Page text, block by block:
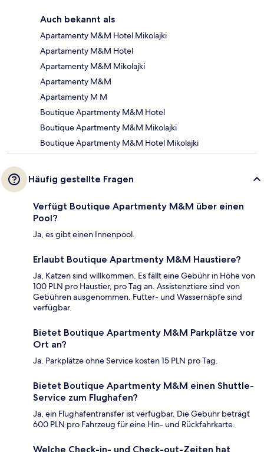
Auch bekannt als
Apartamenty M&M Hotel Mikolajki
Apartamenty M&M Hotel
Apartamenty M&M Mikolajki
Apartamenty M&M
Apartamenty M M
Boutique Apartmenty M&M Hotel
Boutique Apartmenty M&M Mikolajki
Boutique Apartmenty M&M Hotel Mikolajki
Häufig gestellte Fragen
Verfügt Boutique Apartmenty M&M über einen
Pool?
Ja, es gibt einen Innenpool.
Erlaubt Boutique Apartmenty M&M Haustiere?
Ja, Katzen sind willkommen. Es fällt eine Gebühr in Höhe von
100 PLN pro Haustier, pro Tag an. Assistenztiere sind von
Gebühren ausgenommen. Futter- und Wassernäpfe sind
verfügbar.
Bietet Boutique Apartmenty M&M Parkplätze vor
Ort an?
Ja. Parkplätze ohne Service kosten 15 PLN pro Tag.
Bietet Boutique Apartmenty M&M einen Shuttle-
Service zum Flughafen?
Ja, ein Flughafentransfer ist verfügbar. Die Gebühr beträgt
600 PLN pro Fahrzeug für eine Hin- und Rückfahrkarte.
Welche Check-in- und Check-out-Zeiten hat